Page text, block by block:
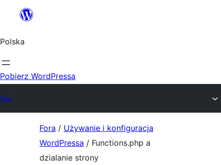
Przejdź
treści
Polska
Pobierz WordPressa
Fora / Używanie i konfiguracja
WordPressa / Functions.php a
dzialanie strony